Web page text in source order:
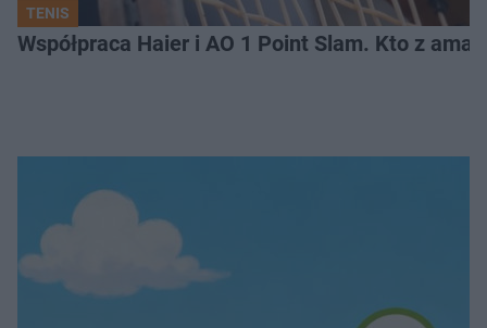
TENIS
Współpraca Haier i AO 1 Point Slam. Kto z